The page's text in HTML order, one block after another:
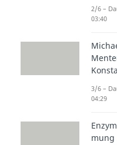
Dabei
2/6 –
03:40
3/6 –
04:29
mung